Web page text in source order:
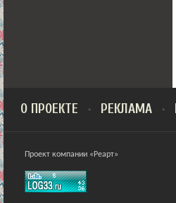
О ПРОЕКТЕ РЕКЛАМА
Проект компании «Реарт»